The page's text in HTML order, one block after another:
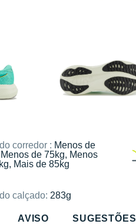
corredor : Menos de
de 75kg, Menos
Mais de 85kg
calçado: 283g
AVISO SUGESTÕES